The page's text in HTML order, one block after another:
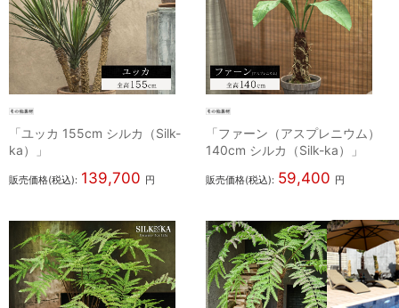
「ユッカ 155cm シルカ（Silk-
ka）」
販売価格(税込): 139,700 円
「ファーン（アスプレニウム）
140cm シルカ（Silk-ka）」
販売価格(税込): 59,400 円